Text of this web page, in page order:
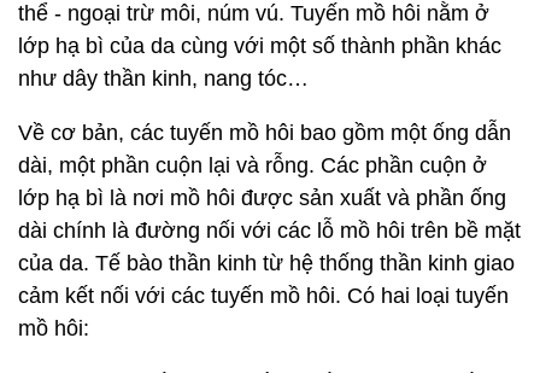
thể - ngoại trừ môi, núm vú. Tuyến mồ hôi nằm ở
lớp hạ bì của da cùng với một số thành phần khác
như dây thần kinh, nang tóc…
Về cơ bản, các tuyến mồ hôi bao gồm một ống dẫn
dài, một phần cuộn lại và rỗng. Các phần cuộn ở
lớp hạ bì là nơi mồ hôi được sản xuất và phần ống
dài chính là đường nối với các lỗ mồ hôi trên bề mặt
của da. Tế bào thần kinh từ hệ thống thần kinh giao
cảm kết nối với các tuyến mồ hôi. Có hai loại tuyến
mồ hôi: